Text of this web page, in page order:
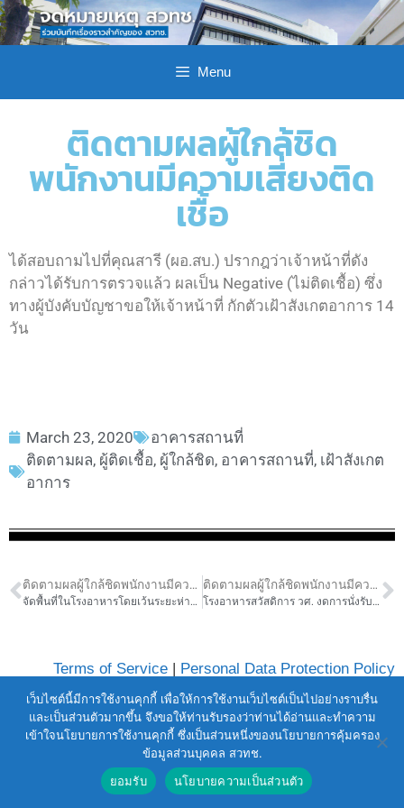
Menu
ติดตามผลผู้ใกล้ชิด
พนักงานมีความเสี่ยงติด
เชื้อ
ได้สอบถามไปที่คุณสารี (ผอ.สบ.) ปรากฎว่าเจ้าหน้าที่ดัง
กล่าวได้รับการตรวจแล้ว ผลเป็น Negative (ไม่ติดเชื้อ) ซึ่ง
ทางผู้บังคับบัญชาขอให้เจ้าหน้าที่ กักตัวเฝ้าสังเกตอาการ 14
วัน
March 23, 2020
อาคารสถานที่
ติดตามผล, ผู้ติดเชื้อ, ผู้ใกล้ชิด, อาคารสถานที่, เฝ้าสังเกต
อาการ
ติดตามผลผู้ใกล้ชิดพนักงานมีความเสี่ยงติดเชื้อ
จัดพื้นที่ในโรงอาหารโดยเว้นระยะห่างการนั่งทานอาหาร
ติดตามผลผู้ใกล้ชิดพนักงานมีความเสี่ยงติดเชื้อ
โรงอาหารสวัสดิการ วศ. งดการนั่งรับประทานอาหาร
Terms of Service | Personal Data Protection Policy
2021 สำนักงานพัฒนาวิทยาศาสตร์และ
เทคโนโลยีแห่งชาติ (สวทช.)
111 อุทยานวิทยาศาสตร์ประเทศไทย ถนนพหลโยธิน ตำบล
คลองหนึ่ง อำเภอคลองหลวง จังหวัดปทุมธานี 12120
เว็บไซต์นี้มีการใช้งานคุกกี้ เพื่อให้การใช้งานเว็บไซต์เป็นไปอย่างราบรื่น
และเป็นส่วนตัวมากขึ้น จึงขอให้ท่านรับรองว่าท่านได้อ่านและทำความ
เข้าใจนโยบายการใช้งานคุกกี้ ซึ่งเป็นส่วนหนึ่งของนโยบายการคุ้มครอง
ข้อมูลส่วนบุคคล สวทช.
ยอมรับ
นโยบายความเป็นส่วนตัว